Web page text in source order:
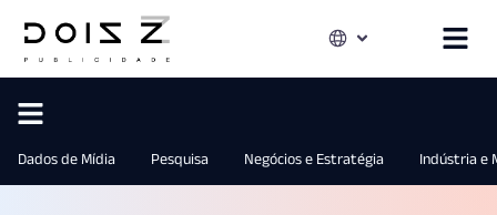
Dados de Mídia Pesquisa Negócios e Estratégia Indústria e